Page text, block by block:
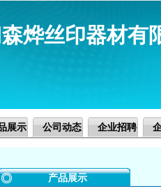
烨丝印器材有
展示 公司动态 企业招聘
产品展示